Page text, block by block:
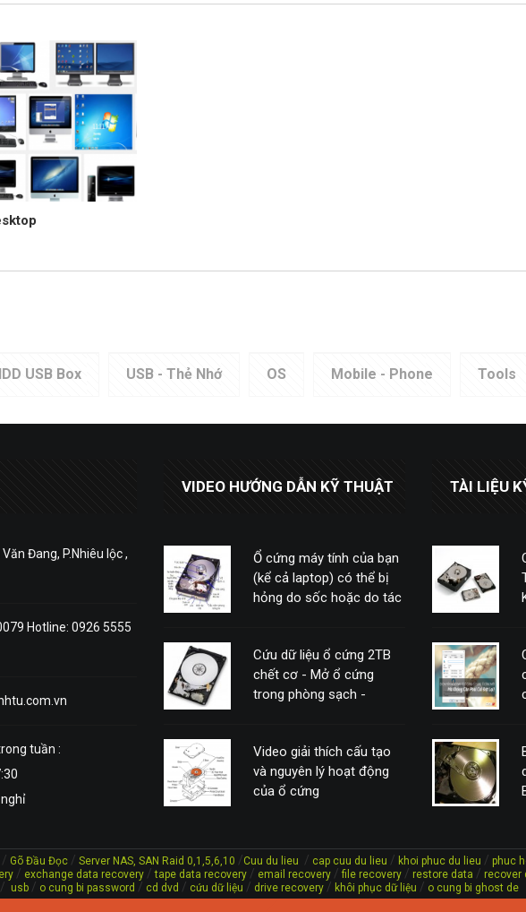
USB Box USB - Thẻ Nhớ OS Mobile - Phone Tools
Đang, P.Nhiêu lộc ,
Hotline: 0926 5555
tuần :
VIDEO HƯỚNG DẪN KỸ THUẬT
Ổ cứng máy tính của bạn
(kể cả laptop) có thể bị
hỏng do sốc hoặc do tác
Cứu dữ liệu ổ cứng 2TB
chết cơ - Mở ổ cứng
trong phòng sạch -
Video giải thích cấu tạo
và nguyên lý hoạt động
của ổ cứng
TÀI LIỆU
/ Gõ Đầu Đọc / Server NAS, SAN Raid 0,1,5,6,10 /Cuu du lieu / cap cuu du lieu / khoi phuc du lieu / phuc
/ exchange data recovery/tape data recovery/ email recovery/ file recovery / restore data / recover
/ usb / o cung bi password / cd dvd / cứu dữ liệu / drive recovery / khôi phục dữ liệu / o cung bi ghost de